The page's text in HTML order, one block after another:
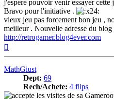
j'espere pouvoir venir essayer
Bravo pour l'initiative .
vieux jeu pas forcement bon jeu ,
meilleur . Nouvelle adresse du blog
http://retrogamer.blog4ever.com
MathGiust
Dept: 69
Rech/Achete: 4 flips